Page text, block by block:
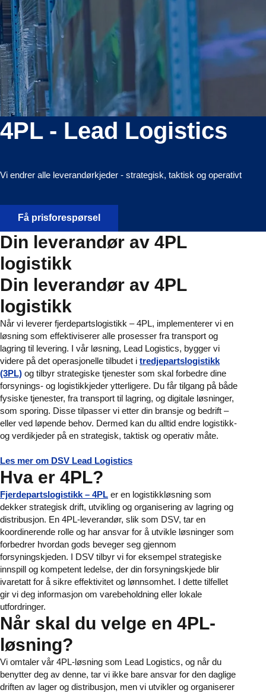
4PL - Lead Logistics
Vi endrer alle leverandørkjeder - strategisk, taktisk og operativt
Få prisforespørsel
Din leverandør av 4PL
logistikk
Din leverandør av 4PL
logistikk
Når vi leverer fjerdepartslogistikk – 4PL, implementerer vi en
løsning som effektiviserer alle prosesser fra transport og
lagring til levering. I vår løsning, Lead Logistics, bygger vi
videre på det operasjonelle tilbudet i tredjepartslogistikk
(3PL) og tilbyr strategiske tjenester som skal forbedre dine
forsynings- og logistikkjeder ytterligere. Du får tilgang på både
fysiske tjenester, fra transport til lagring, og digitale løsninger,
som sporing. Disse tilpasser vi etter din bransje og bedrift –
eller ved løpende behov. Dermed kan du alltid endre logistikk-
og verdikjeder på en strategisk, taktisk og operativ måte.
Les mer om DSV Lead Logistics
Hva er 4PL?
Fjerdepartslogistikk – 4PL er en logistikkløsning som
dekker strategisk drift, utvikling og organisering av lagring og
distribusjon. En 4PL-leverandør, slik som DSV, tar en
koordinerende rolle og har ansvar for å utvikle løsninger som
forbedrer hvordan gods beveger seg gjennom
forsyningskjeden. I DSV tilbyr vi for eksempel strategiske
innspill og kompetent ledelse, der din forsyningskjede blir
ivaretatt for å sikre effektivitet og lønnsomhet. I dette tilfellet
gir vi deg informasjon om varebeholdning eller lokale
utfordringer.
Når skal du velge en 4PL-
løsning?
Vi omtaler vår 4PL-løsning som Lead Logistics, og når du
benytter deg av denne, tar vi ikke bare ansvar for den daglige
driften av lager og distribusjon, men vi utvikler og organiserer